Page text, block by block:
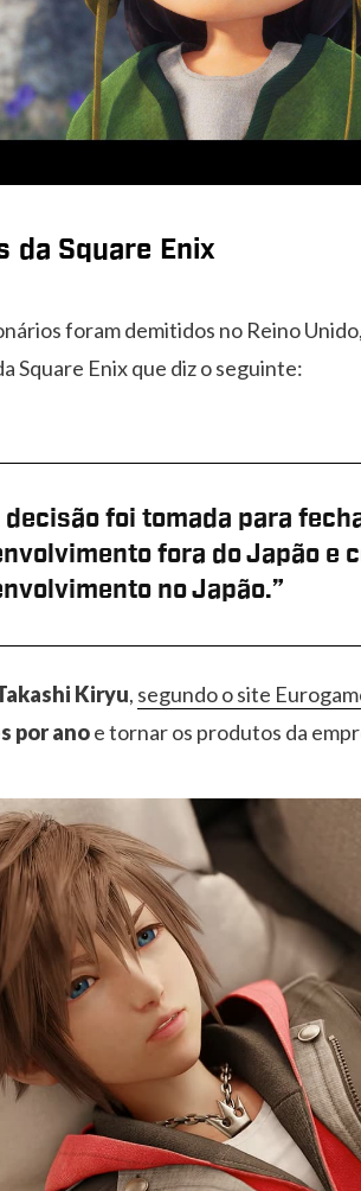
da Square Enix
foram demitidos no Reino
Square Enix que diz o seguinte:
decisão foi tomada para
fora do Japão e
no Japão.”
Kiryu, segundo o site
por anoe tornar os produtos da